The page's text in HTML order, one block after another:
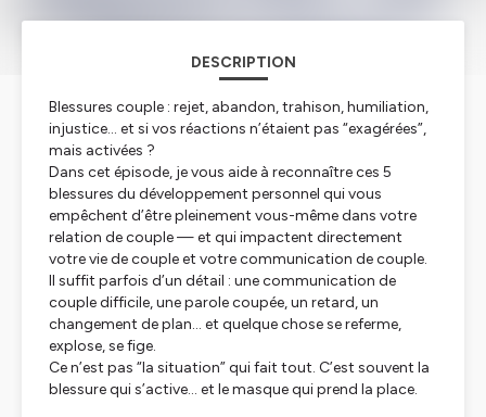
DESCRIPTION
Blessures couple : rejet, abandon, trahison, humiliation,
injustice… et si vos réactions n’étaient pas “exagérées”,
mais activées ?
Dans cet épisode, je vous aide à reconnaître ces 5
blessures du développement personnel qui vous
empêchent d’être pleinement vous-même dans votre
relation de couple — et qui impactent directement
votre vie de couple et votre communication de couple.
Il suffit parfois d’un détail : une communication de
couple difficile, une parole coupée, un retard, un
changement de plan… et quelque chose se referme,
explose, se fige.
Ce n’est pas “la situation” qui fait tout. C’est souvent la
blessure qui s’active… et le masque qui prend la place.